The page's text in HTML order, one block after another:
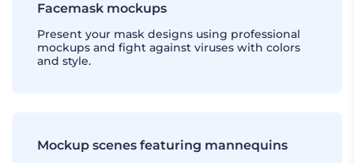
Facemask mockups
Present your mask designs using professional
mockups and fight against viruses with colors
and style.
Mockup scenes featuring mannequins